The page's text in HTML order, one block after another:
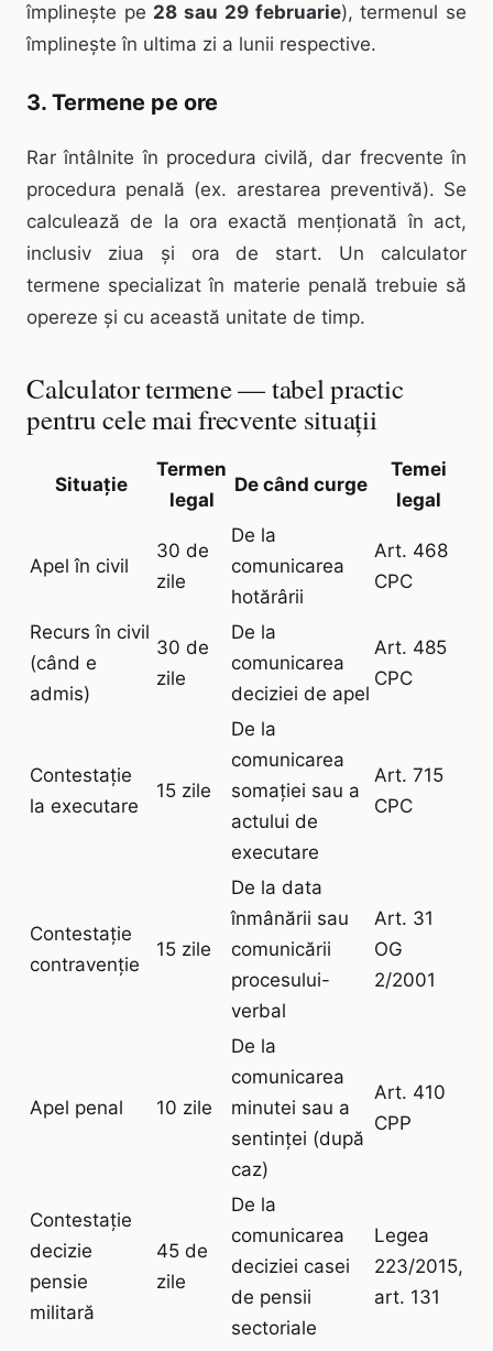
împlinește pe 28 sau 29 februarie), termenul se
împlinește în ultima zi a lunii respective.
3. Termene pe ore
Rar întâlnite în procedura civilă, dar frecvente în
procedura penală (ex. arestarea preventivă). Se
calculează de la ora exactă menționată în act,
inclusiv ziua și ora de start. Un calculator
termene specializat în materie penală trebuie să
opereze și cu această unitate de timp.
Calculator termene — tabel practic
pentru cele mai frecvente situații
Situație
Termen
legal
De când curge
Temei
legal
Apel în civil
30 de
zile
De la
comunicarea
hotărârii
Art. 468
CPC
Recurs în civil
(când e
admis)
30 de
zile
De la
comunicarea
deciziei de apel
Art. 485
CPC
Contestație
la executare
15 zile
De la
comunicarea
somației sau a
actului de
executare
Art. 715
CPC
Contestație
contravenție
15 zile
De la data
înmânării sau
comunicării
procesului-
verbal
Art. 31
OG
2/2001
Apel penal 10 zile
De la
comunicarea
minutei sau a
sentinței (după
caz)
Art. 410
CPP
Contestație
decizie
pensie
militară
45 de
zile
De la
comunicarea
deciziei casei
de pensii
sectoriale
Legea
223/2015,
art. 131